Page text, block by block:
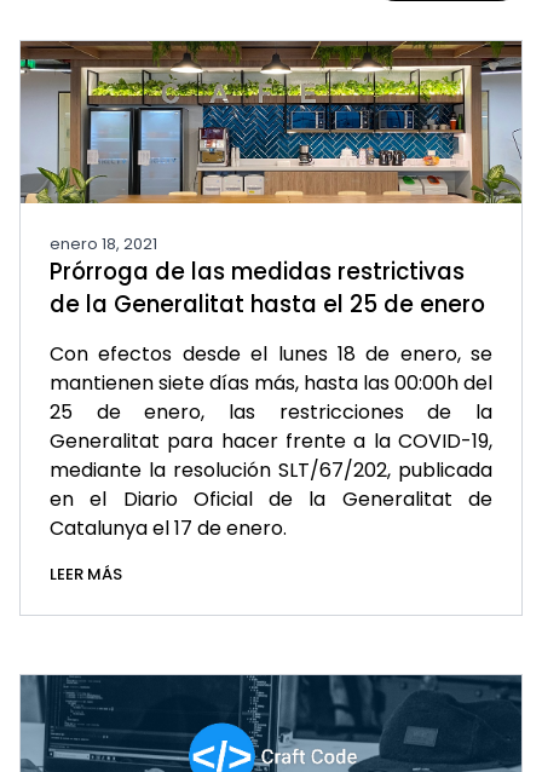
enero 18, 2021
Prórroga de las medidas restrictivas
de la Generalitat hasta el 25 de enero
Con efectos desde el lunes 18 de enero, se
mantienen siete días más, hasta las 00:00h del
25 de enero, las restricciones de la
Generalitat para hacer frente a la COVID-19,
mediante la resolución SLT/67/202, publicada
en el Diario Oficial de la Generalitat de
Catalunya el 17 de enero.
LEER MÁS